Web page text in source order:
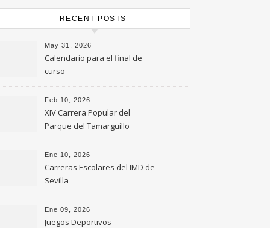
RECENT POSTS
May 31, 2026
Calendario para el final de
curso
Feb 10, 2026
XIV Carrera Popular del
Parque del Tamarguillo
Ene 10, 2026
Carreras Escolares del IMD de
Sevilla
Ene 09, 2026
Juegos Deportivos